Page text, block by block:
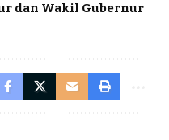
dan Wakil Gubernur